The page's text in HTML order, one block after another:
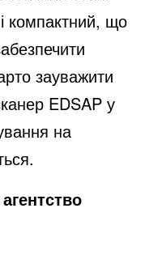
компактний, що
зауважити
EDSAP у
на